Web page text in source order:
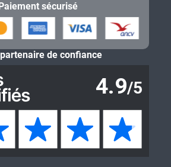
Paiement sécurisé
de confiance